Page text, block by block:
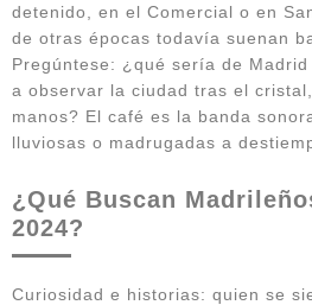
detenido, en el Comercial o en
de otras épocas todavía suenan
Pregúntese: ¿qué sería de
a observar la ciudad tras el
manos? El café es la banda
lluviosas o madrugadas a
¿Qué Buscan
2024?
Curiosidad e historias: quien se